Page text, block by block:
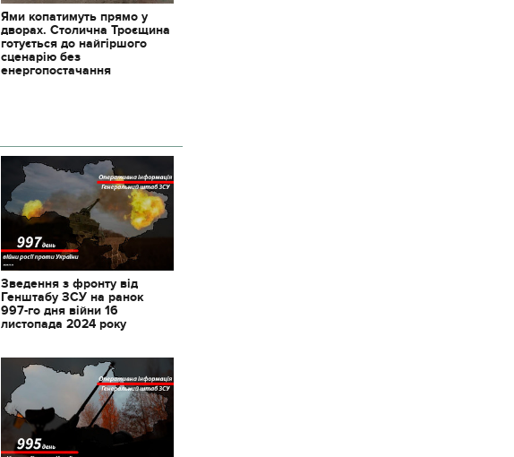
Ями копатимуть прямо у
дворах. Столична Троєщина
готується до найгіршого
сценарію без
енергопостачання
Зведення з фронту від
Генштабу ЗСУ на ранок
997-го дня війни 16
листопада 2024 року